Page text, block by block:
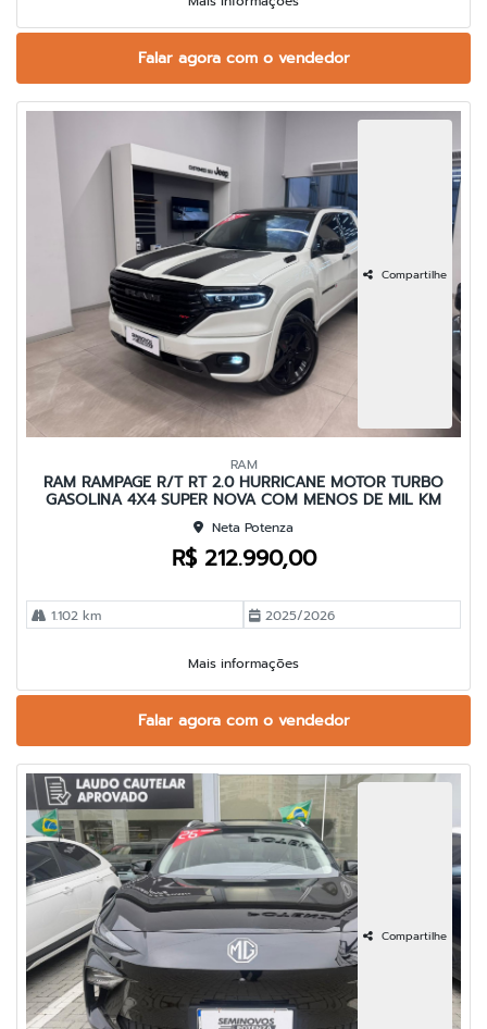
Falar agora com o vendedor
Compartilhe
RAM
RAM RAMPAGE R/T RT 2.0 HURRICANE MOTOR TURBO
GASOLINA 4X4 SUPER NOVA COM MENOS DE MIL KM
Neta Potenza
R$ 212.990,00
1.102 km 2025/2026
Mais informações
Falar agora com o vendedor
Compartilhe